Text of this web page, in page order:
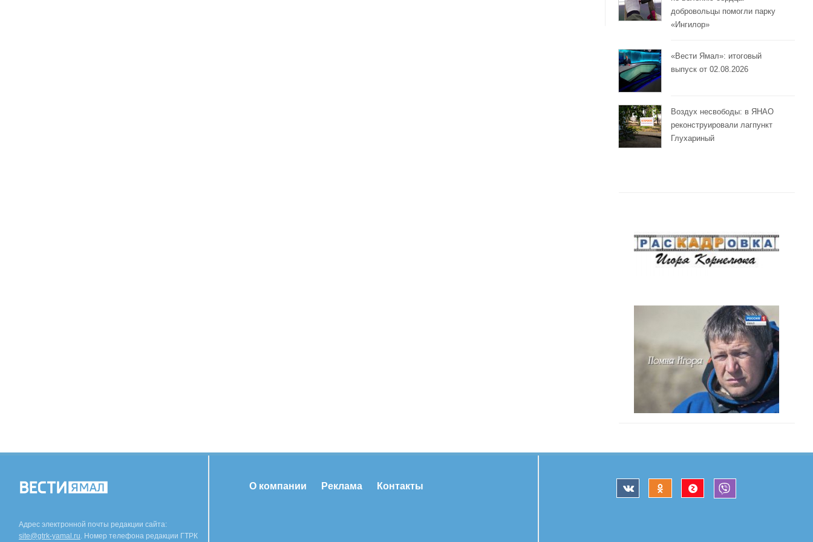
добровольцы помогли парку
«Ингилор»
«Вести Ямал»: итоговый
выпуск от 02.08.2026
Воздух несвободы: в ЯНАО
реконструировали лагпункт
Глухариный
Адрес электронной почты редакции сайта:
site@gtrk-yamal.ru. Номер телефона редакции ГТРК
О компании Реклама Контакты